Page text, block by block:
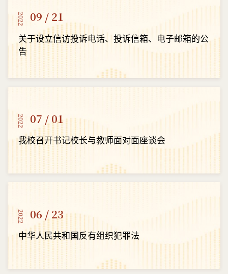
2022 09 / 21
关于设立信访投诉电话、投诉信箱、电子邮箱的公
告
2022 07 / 01
我校召开书记校长与教师面对面座谈会
2022 06 / 23
中华人民共和国反有组织犯罪法